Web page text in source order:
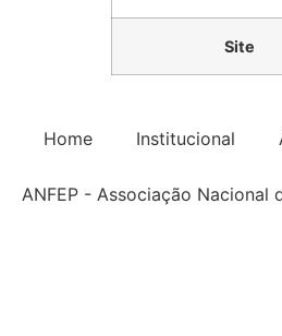
Site
Home Institucional
ANFEP - Associação Nacional